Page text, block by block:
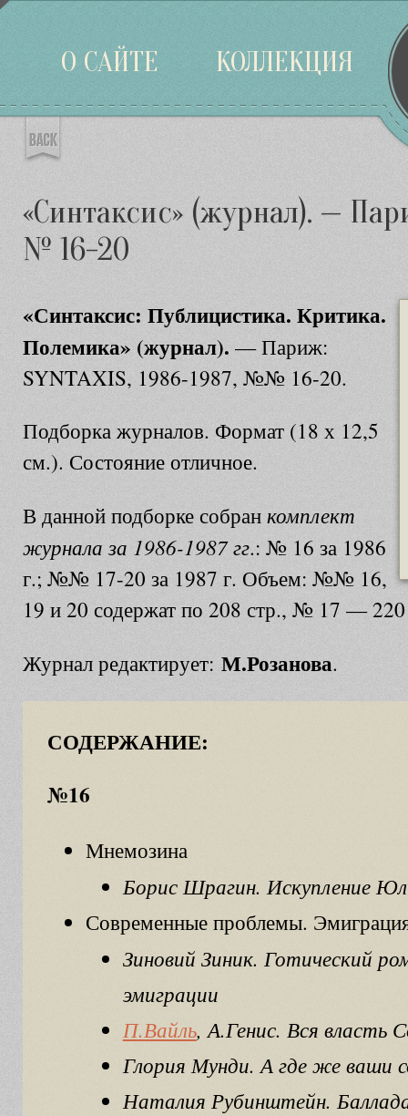
О САЙТЕ КОЛЛЕКЦИЯ
«Синтаксис» (журнал). —
№ 16-20
«Синтаксис: Публицистика. Критика.
Полемика» (журнал). — Париж:
SYNTAXIS, 1986-1987, №№ 16-20.
Подборка журналов. Формат (18 х 12,5
см.). Состояние отличное.
В данной подборке собранкомплект
журнала за 1986-1987 гг.: № 16 за 1986
г.; №№ 17-20 за 1987 г. Объем: №№ 16,
19 и 20 содержат по 208 стр., № 17 —
Журнал редактирует: М.Розанова.
СОДЕРЖАНИЕ:
№16
Мнемозина
Борис Шрагин. Искупление
Современные проблемы.
Зиновий Зиник. Готический
эмиграции
П.Вайль, А.Генис. Вся власть
Глория Мунди. А где же ваши
Наталия Рубинштейн.